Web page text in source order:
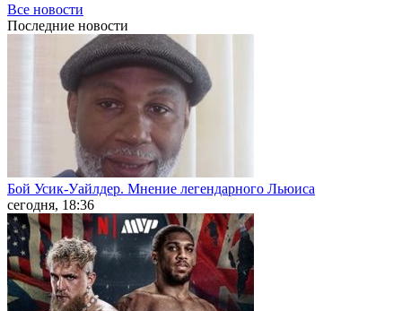
Все новости
Последние новости
Бой Усик-Уайлдер. Мнение легендарного Льюиса
сегодня, 18:36